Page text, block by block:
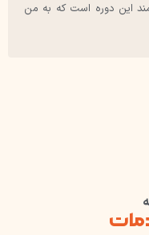
با تکنولوژی‌های روز آشنا شوم